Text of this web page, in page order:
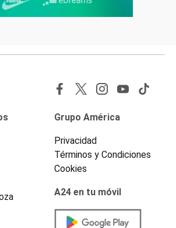
Grupo América
Privacidad
Términos y Condiciones
Cookies
A24 en tu móvil